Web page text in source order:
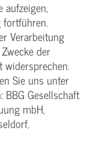
Verarbeitung
der
widersprechen.
Sie uns unter
Gesellschaft
mbH,